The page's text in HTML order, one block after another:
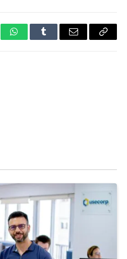
WhatsAppTumblr E-
Copiar